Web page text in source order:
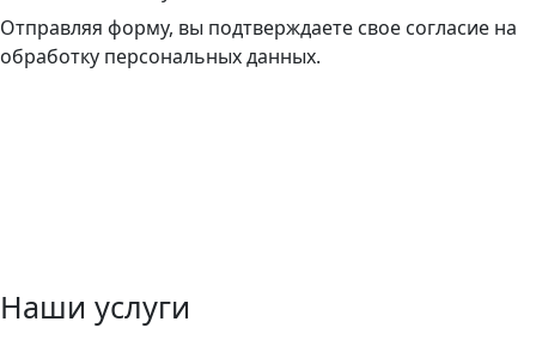
Отправляя форму, вы подтверждаете свое согласие на
обработку персональных данных.
Наши услуги